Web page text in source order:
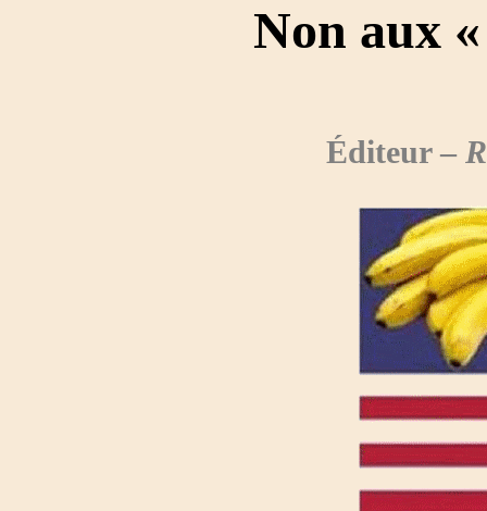
Non aux
Éditeur –